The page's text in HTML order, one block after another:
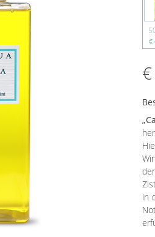
€
in